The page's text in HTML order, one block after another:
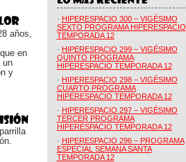
años,
en
un
y
· HIPERESPACIO 300 – VIGÉSIMO
SEXTO PROGRAMA HIPERESPACIO
TEMPORADA 12
· HIPERESPACIO 299 – VIGÉSIMO
QUINTO PROGRAMA
HIPERESPACIO TEMPORADA 12
· HIPERESPACIO 298 – VIGÉSIMO
CUARTO PROGRAMA
HIPERESPACIO TEMPORADA 12
· HIPERESPACIO 297 – VIGÉSIMO
TERCER PROGRAMA
HIPERESPACIO TEMPORADA 12
· HIPERESPACIO 296 – PROGRAMA
ESPECIAL SEMANA SANTA
TEMPORADA 12